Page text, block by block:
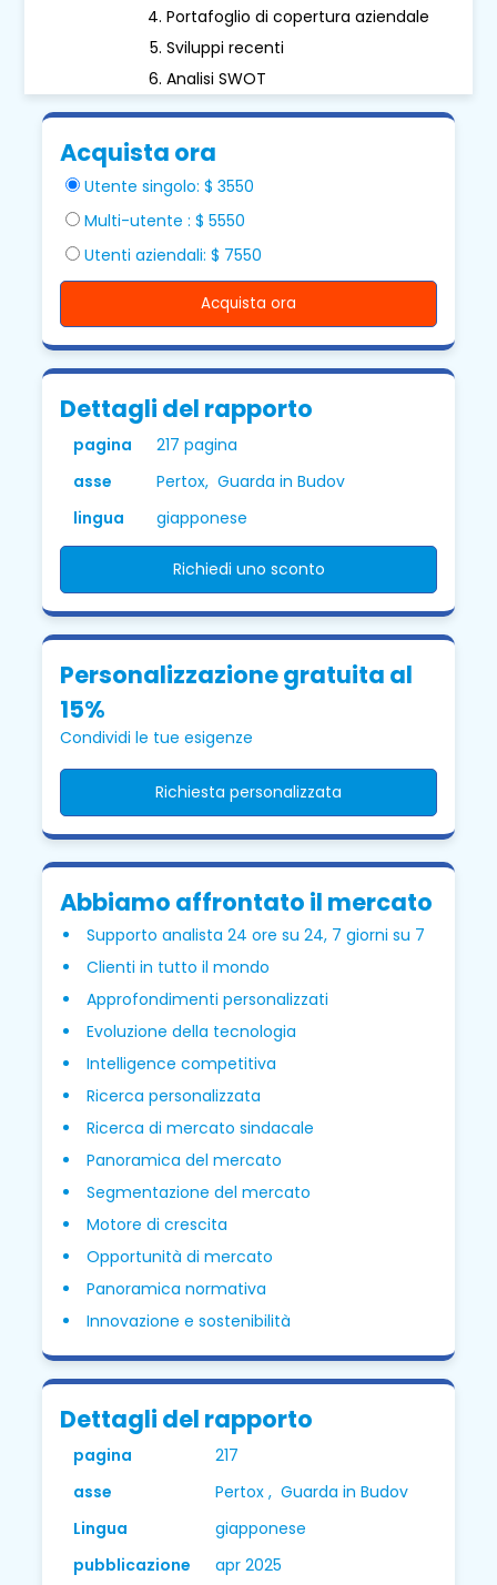
Portafoglio di copertura aziendale
Sviluppi recenti
Analisi SWOT
Acquista ora
Utente singolo: $ 3550
Multi-utente : $ 5550
Utenti aziendali: $ 7550
Acquista ora
Dettagli del rapporto
pagina
217 pagina
asse
Pertox, Guarda in Budov
lingua
giapponese
Richiedi uno sconto
Personalizzazione gratuita al
15%
Condividi le tue esigenze
Richiesta personalizzata
Abbiamo affrontato il mercato
Supporto analista 24 ore su 24, 7 giorni su 7
Clienti in tutto il mondo
Approfondimenti personalizzati
Evoluzione della tecnologia
Intelligence competitiva
Ricerca personalizzata
Ricerca di mercato sindacale
Panoramica del mercato
Segmentazione del mercato
Motore di crescita
Opportunità di mercato
Panoramica normativa
Innovazione e sostenibilità
Dettagli del rapporto
pagina
217
asse
Pertox , Guarda in Budov
Lingua
giapponese
pubblicazione
apr 2025